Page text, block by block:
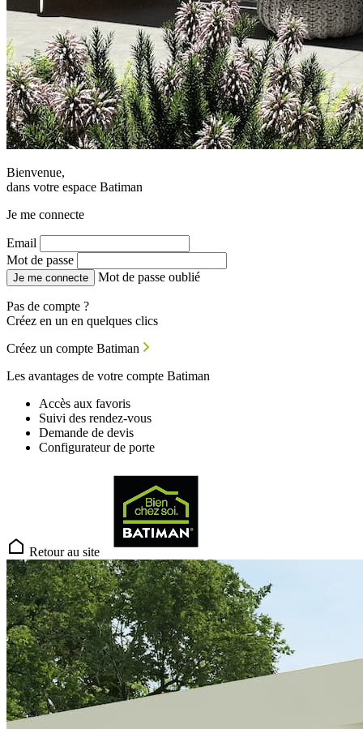
Bienvenue,
dans votre espace Batiman
Je me connecte
Email
Mot de passe
Je me connecte Mot de passe oublié
Pas de compte ?
Créez en un en quelques clics
Créez un compte Batiman
Les avantages de votre compte Batiman
Accès aux favoris
Suivi des rendez-vous
Demande de devis
Configurateur de porte
Retour au site